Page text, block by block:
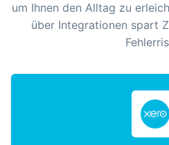
um Ihnen den Alltag zu
über Integrationen spart